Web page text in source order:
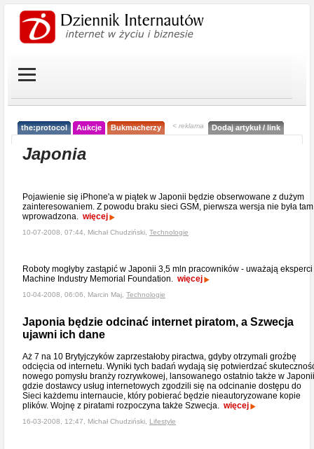
the:protocol Aukcje Bukmacherzy < reklama Dodaj artykuł / link
Japonia
Pojawienie się iPhone'a w piątek w Japonii będzie obserwowane z dużym
zainteresowaniem. Z powodu braku sieci GSM, pierwsza wersja nie była tam
wprowadzona. więcej
10-07-2008, 07:44, Michał Chudziński, Technologie
Roboty mogłyby zastąpić w Japonii 3,5 mln pracowników - uważają eksperci
Machine Industry Memorial Foundation. więcej
10-04-2008, 06:06, Marcin Maj, Technologie
Japonia będzie odcinać internet piratom, a Szwecja
ujawni ich dane
Aż 7 na 10 Brytyjczyków zaprzestałoby piractwa, gdyby otrzymali groźbę
odcięcia od internetu. Wyniki tych badań wydają się potwierdzać
nowego pomysłu branży rozrywkowej, lansowanego ostatnio także w
gdzie dostawcy usług internetowych zgodzili się na odcinanie dostępu do
Sieci każdemu internaucie, który pobierać będzie nieautoryzowane kopie
plików. Wojnę z piratami rozpoczyna także Szwecja. więcej
16-03-2008, 12:47, Michał Chudziński, Lifestyle